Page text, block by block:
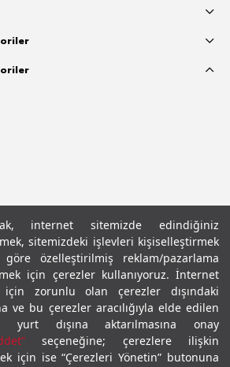
internet sitemizde edindiğiniz
sitemizdeki işlevleri kişiselleştirmek
özelleştirilmiş reklam/pazarlama
için çerezler kullanıyoruz. İnternet
için zorunlu olan çerezler dışındaki
ve bu çerezler aracılığıyla elde edilen
yurt dışına aktarılmasına onay
seçeneğine; çerezlere ilişkin
için ise “Çerezleri Yönetin” butonuna
KVKK Aydınlatma MetniŞartlar ve Koşullar